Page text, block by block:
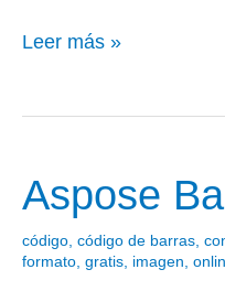
Leer más »
Aspose
código código de barras
formato gratis imagen
Aspose
Barcode